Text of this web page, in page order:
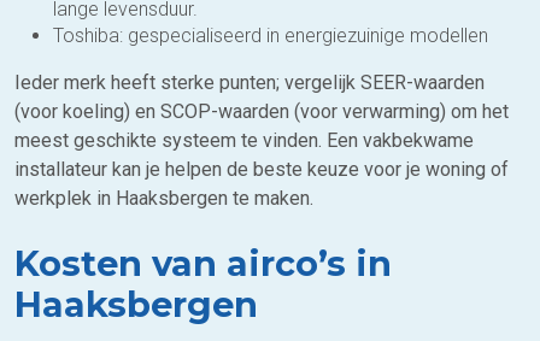
lange levensduur.
Toshiba: gespecialiseerd in energiezuinige modellen
Ieder merk heeft sterke punten; vergelijk SEER-waarden
(voor koeling) en SCOP-waarden (voor verwarming) om het
meest geschikte systeem te vinden. Een vakbekwame
installateur kan je helpen de beste keuze voor je woning of
werkplek in Haaksbergen te maken.
Kosten van airco’s in
Haaksbergen